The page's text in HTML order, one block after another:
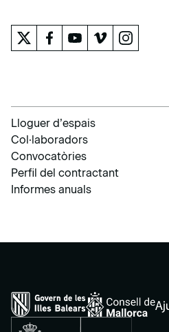
Lloguer d’espais
Col·laboradors
Convocatòries
Perfil del contractant
Informes anuals